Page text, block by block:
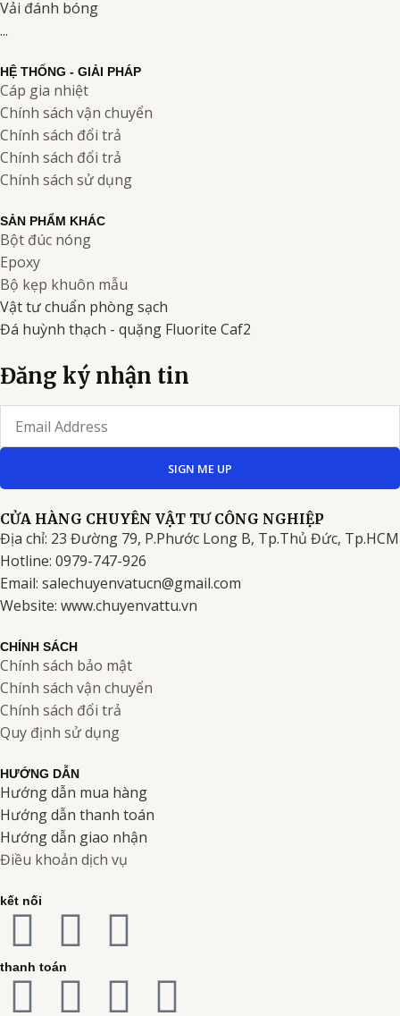
Vải đánh bóng
...
HỆ THỐNG - GIẢI PHÁP
Cáp gia nhiệt
Chính sách vận chuyển
Chính sách đổi trả
Chính sách đổi trả
Chính sách sử dụng
SẢN PHẨM KHÁC
Bột đúc nóng
Epoxy
Bộ kẹp khuôn mẫu
Vật tư chuẩn phòng sạch
Đá huỳnh thạch - quặng Fluorite Caf2
Đăng ký nhận tin
SIGN ME UP
CỬA HÀNG CHUYÊN VẬT TƯ CÔNG NGHIỆP
Địa chỉ: 23 Đường 79, P.Phước Long B, Tp.Thủ Đức, Tp.HCM
Hotline: 0979-747-926
Email: salechuyenvatucn@gmail.com
Website: www.chuyenvattu.vn
CHÍNH SÁCH
Chính sách bảo mật
Chính sách vận chuyển
Chính sách đổi trả
Quy định sử dụng
HƯỚNG DẪN
Hướng dẫn mua hàng
Hướng dẫn thanh toán
Hướng dẫn giao nhận
Điều khoản dịch vụ
kết nối
F
a
I
n
Y
o
thanh toán
C C C C